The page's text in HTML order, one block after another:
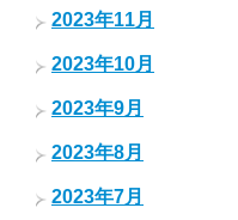
2023年11月
2023年10月
2023年9月
2023年8月
2023年7月